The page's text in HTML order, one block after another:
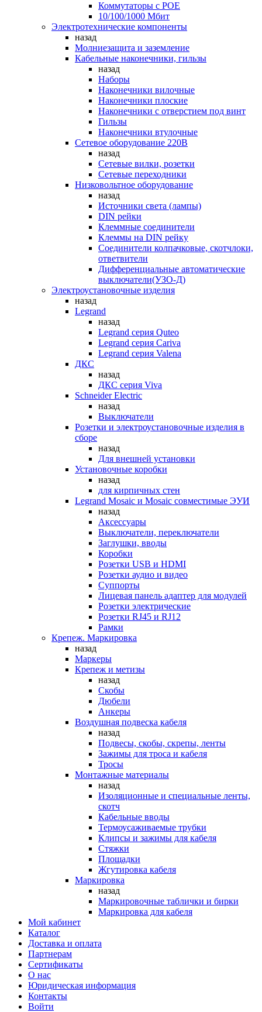
Коммутаторы c POE
10/100/1000 Мбит
Электротехнические компоненты
назад
Молниезащита и заземление
Кабельные наконечники, гильзы
назад
Наборы
Наконечники вилочные
Наконечники плоские
Наконечники с отверстием под винт
Гильзы
Наконечники втулочные
Сетевое оборудование 220В
назад
Сетевые вилки, розетки
Сетевые переходники
Низковольтное оборудование
назад
Источники света (лампы)
DIN рейки
Клеммные соединители
Клеммы на DIN рейку
Соединители колпачковые, скотчлоки,
ответвители
Дифференциальные автоматические
выключатели(УЗО-Д)
Электроустановочные изделия
назад
Legrand
назад
Legrand серия Quteo
Legrand серия Cariva
Legrand серия Valena
ДКС
назад
ДКС серия Viva
Schneider Electric
назад
Выключатели
Розетки и электроустановочные изделия в
сборе
назад
Для внешней установки
Установочные коробки
назад
для кирпичных стен
Legrand Mosaic и Mosaic совместимые ЭУИ
назад
Аксессуары
Выключатели, переключатели
Заглушки, вводы
Коробки
Розетки USB и HDMI
Розетки аудио и видео
Суппорты
Лицевая панель адаптер для модулей
Розетки электрические
Розетки RJ45 и RJ12
Рамки
Крепеж. Маркировка
назад
Маркеры
Крепеж и метизы
назад
Скобы
Дюбели
Анкеры
Воздушная подвеска кабеля
назад
Подвесы, скобы, скрепы, ленты
Зажимы для троса и кабеля
Тросы
Монтажные материалы
назад
Изоляционные и специальные ленты,
скотч
Кабельные вводы
Термоусаживаемые трубки
Клипсы и зажимы для кабеля
Стяжки
Площадки
Жгутировка кабеля
Маркировка
назад
Маркировочные таблички и бирки
Маркировка для кабеля
Мой кабинет
Каталог
Доставка и оплата
Партнерам
Сертификаты
О нас
Юридическая информация
Контакты
Войти